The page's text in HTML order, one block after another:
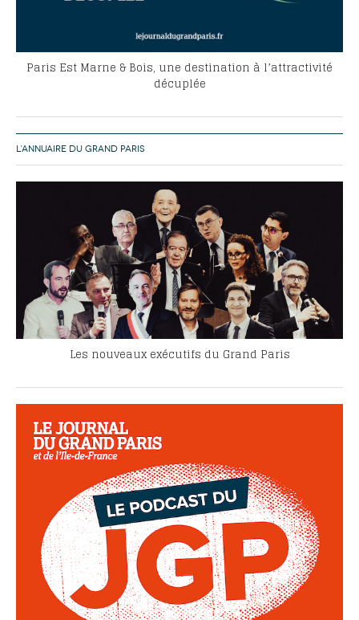
Paris Est Marne & Bois, une destination à l’attractivité
décuplée
L’ANNUAIRE DU GRAND PARIS
Les nouveaux exécutifs du Grand Paris